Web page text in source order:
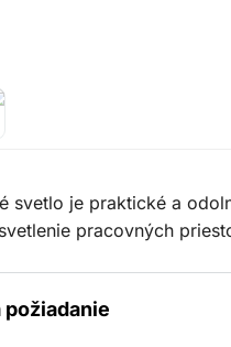
svetlo je praktické a
pracovných
servisné zásahy
Vďaka gumovej
požiadanie